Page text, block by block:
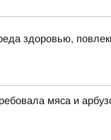
здоровью,
мяса и